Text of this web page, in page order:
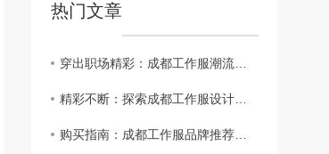
热门文章
穿出职场精彩：成都工作服潮流趋势分析
精彩不断：探索成都工作服设计师的创意..
购买指南：成都工作服品牌推荐大揭秘